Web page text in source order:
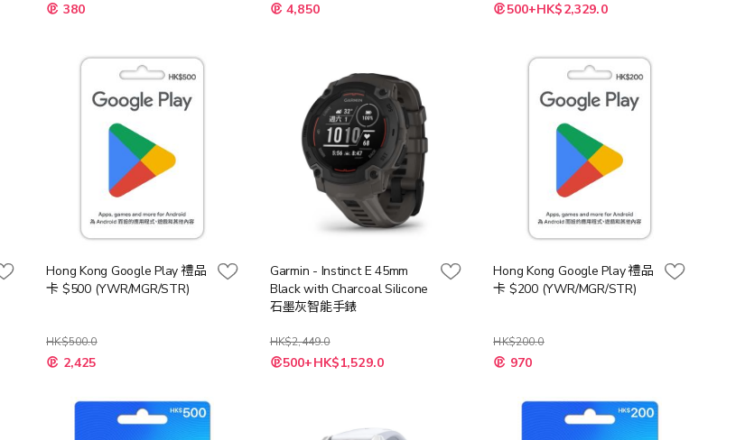
380 4,850 500+HK$2,329.0
Hong Kong Google Play 禮品
卡 $500 (YWR/MGR/STR)
HK$500.0
2,425
Garmin - Instinct E 45mm
Black with Charcoal Silicone
石墨灰智能手錶
HK$2,449.0
特
殊 500+HK$1,529.0
Hong Kong Google Play 禮品
卡 $200 (YWR/MGR/STR)
HK$200.0
970